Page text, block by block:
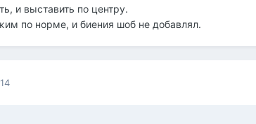
и выставить по центру.
по норме, и биения шоб не добавлял.